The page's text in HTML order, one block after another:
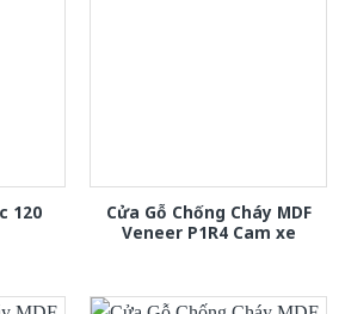
120
Cửa Gỗ Chống Cháy MDF
Veneer P1R4 Cam xe